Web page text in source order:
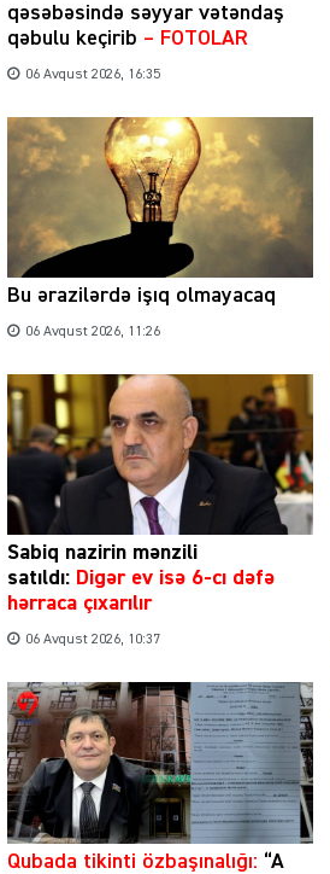
qəsəbəsində səyyar vətəndaş
qəbulu keçirib – FOTOLAR
06 Avqust 2026, 16:35
Bu ərazilərdə işıq olmayacaq
06 Avqust 2026, 11:26
Sabiq nazirin mənzili
satıldı: Digər ev isə 6-cı dəfə
hərraca çıxarılır
06 Avqust 2026, 10:37
Qubada tikinti özbaşınalığı: “A